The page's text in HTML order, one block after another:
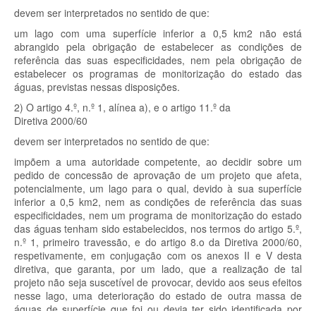
devem ser interpretados no sentido de que:
um lago com uma superfície inferior a 0,5 km2 não está
abrangido pela obrigação de estabelecer as condições de
referência das suas especificidades, nem pela obrigação de
estabelecer os programas de monitorização do estado das
águas, previstas nessas disposições.
2) O artigo 4.º, n.º 1, alínea a), e o artigo 11.º da
Diretiva 2000/60
devem ser interpretados no sentido de que:
impõem a uma autoridade competente, ao decidir sobre um
pedido de concessão de aprovação de um projeto que afeta,
potencialmente, um lago para o qual, devido à sua superfície
inferior a 0,5 km2, nem as condições de referência das suas
especificidades, nem um programa de monitorização do estado
das águas tenham sido estabelecidos, nos termos do artigo 5.º,
n.º 1, primeiro travessão, e do artigo 8.o da Diretiva 2000/60,
respetivamente, em conjugação com os anexos II e V desta
diretiva, que garanta, por um lado, que a realização de tal
projeto não seja suscetível de provocar, devido aos seus efeitos
nesse lago, uma deterioração do estado de outra massa de